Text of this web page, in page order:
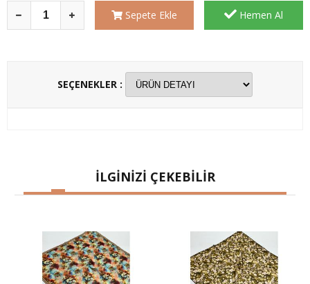
Sepete Ekle Hemen Al
SEÇENEKLER :
İLGİNİZİ ÇEKEBİLİR